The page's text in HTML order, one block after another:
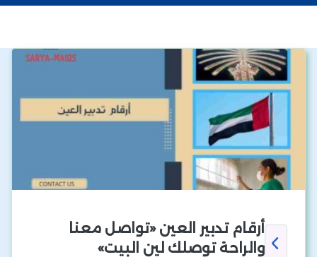
أرقام تدبير العين «تواصل معنا
والراحة توصلك لين البيت»